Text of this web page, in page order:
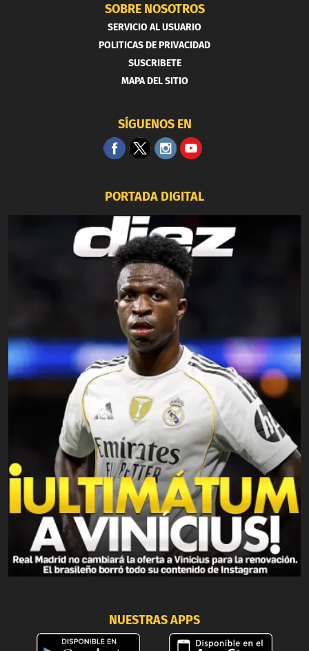
SOBRE NOSOTROS
SERVICIO AL USUARIO
POLITICAS DE PRIVACIDAD
SUSCRIBETE
MAPA DEL SITIO
SÍGUENOS EN
PORTADA DIGITAL
NUESTRAS APPS